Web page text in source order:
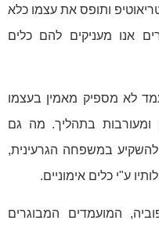
ותופס את עצמו כלא
אנו מעניקים להם כלים
לא מספיק מאמין בעצמו
ומעורבות בתהליך. מה גם
במשפחה הגרעינית,
ע"י כלים אימוניים.
המועמדים המבוגרים